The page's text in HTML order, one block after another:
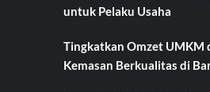
untuk Pelaku Usaha
Tingkatkan Omzet UMKM
Kemasan Berkualitas di